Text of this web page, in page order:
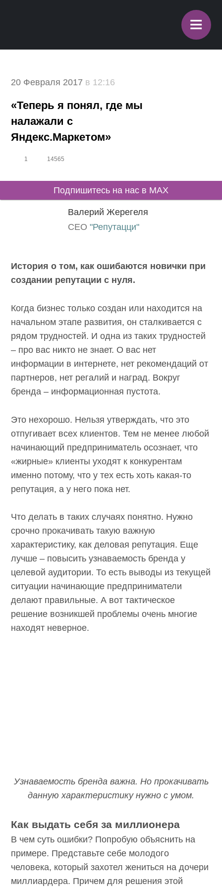
≡
20 Февраля 2017 в 12:16
«Теперь я понял, где мы
налажали с
Яндекс.Маркетом»
1 14565
Подпишитесь на нас в MAX
Валерий Жерегеля
CEO"Репутацци"
История о том, как ошибаются новички при
создании репутации с нуля.
Когда бизнес только создан или находится на
начальном этапе развития, он сталкивается с
рядом трудностей. И одна из таких трудностей
– про вас никто не знает. О вас нет
информации в интернете, нет рекомендаций от
партнеров, нет регалий и наград. Вокруг
бренда – информационная пустота.
Это нехорошо. Нельзя утверждать, что это
отпугивает всех клиентов. Тем не менее любой
начинающий предприниматель осознает, что
«жирные» клиенты уходят к конкурентам
именно потому, что у тех есть хоть какая-то
репутация, а у него пока нет.
Что делать в таких случаях понятно. Нужно
срочно прокачивать такую важную
характеристику, как деловая репутация. Еще
лучше – повысить узнаваемость бренда у
целевой аудитории. То есть выводы из текущей
ситуации начинающие предприниматели
делают правильные. А вот тактическое
решение возникшей проблемы очень многие
находят неверное.
Узнаваемость бренда важна. Но прокачивать
данную характеристику нужно с умом.
Как выдать себя за миллионера
В чем суть ошибки? Попробую объяснить на
примере. Представьте себе молодого
человека, который захотел жениться на дочери
миллиардера. Причем для решения этой